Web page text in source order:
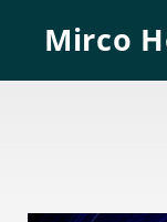
content
Mirco